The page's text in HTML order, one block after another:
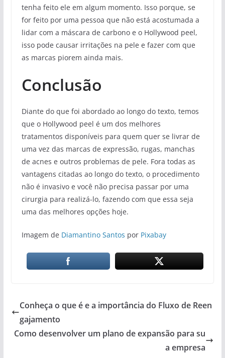
tenha feito ele em algum momento. Isso porque, se
for feito por uma pessoa que não está acostumada a
lidar com a máscara de carbono e o Hollywood peel,
isso pode causar irritações na pele e fazer com que
as marcas piorem ainda mais.
Conclusão
Diante do que foi abordado ao longo do texto, temos
que o Hollywood peel é um dos melhores
tratamentos disponíveis para quem quer se livrar de
uma vez das marcas de expressão, rugas, manchas
de acnes e outros problemas de pele. Fora todas as
vantagens citadas ao longo do texto, o procedimento
não é invasivo e você não precisa passar por uma
cirurgia para realizá-lo, fazendo com que essa seja
uma das melhores opções hoje.
Imagem de Diamantino Santos por Pixabay
Conheça o que é e a importância do Fluxo de Reen
gajamento
Como desenvolver um plano de expansão para su
a empresa